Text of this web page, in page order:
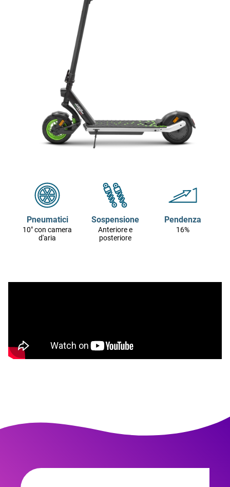
Pneumatici
10" con camera
d'aria
Sospensione
Anteriore e
posteriore
Pendenza
16%